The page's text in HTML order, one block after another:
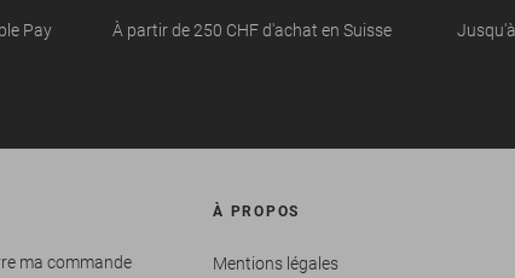
Pay À partir de 250 CHF d'achat en Suisse
ma commande
À PROPOS
Mentions légales